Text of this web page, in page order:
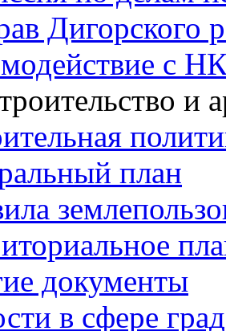
Дигорского
с
и
план
документы
в сфере